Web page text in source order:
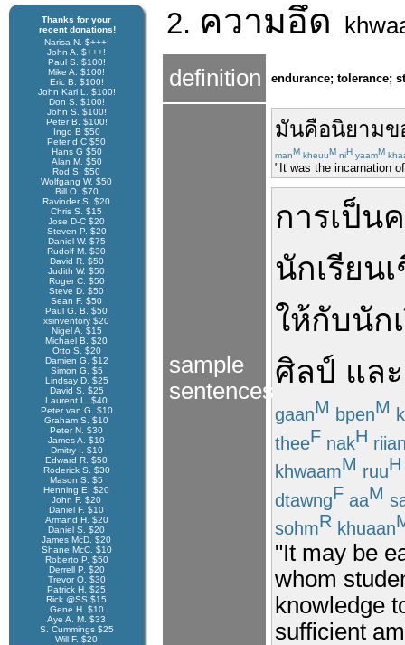
Thanks for your
recent donations!
Narisa N. $+++!
John A. $+++!
Paul S. $100!
Mike A. $100!
Eric B. $100!
John Karl L. $100!
Don S. $100!
John S. $100!
Peter B. $100!
Ingo B $50
Peter d C $50
Hans G $50
Alan M. $50
Rod S. $50
Wolfgang W. $50
Bill O. $70
Ravinder S. $20
Chris S. $15
Jose D-C $20
Steven P. $20
Daniel W. $75
Rudolf M. $30
David R. $50
Judith W. $50
Roger C. $50
Steve D. $50
Sean F. $50
Paul G. B. $50
xsinventory $20
Nigel A. $15
Michael B. $20
Otto S. $20
Damien G. $12
Simon G. $5
Lindsay D. $25
David S. $25
Laurent L. $40
Peter van G. $10
Graham S. $10
Peter N. $30
James A. $10
Dmitry I. $10
Edward R. $50
Roderick S. $30
Mason S. $5
Henning E. $20
John F. $20
Daniel F. $10
Armand H. $20
Daniel S. $20
James McD. $20
Shane McC. $10
Roberto P. $50
Derrell P. $20
Trevor O. $30
Patrick H. $25
Rick @SS $15
Gene H. $10
Aye A. M. $33
S. Cummings $25
Will F. $20
2. ความอึด
definition endurance; tolerance;
sample
sentences
มันคือนิยามข
manM kheuuM niH yaamM
"It was the incarnation
การเป็น
นักเรียน
ให้กับนัก
ศิลป์ และ
gaanM bpenM
theeF nakH
khwaamM ruuH
dtawngF aaM
sohmR khuaan
"It may be
whom
knowledge
sufficient